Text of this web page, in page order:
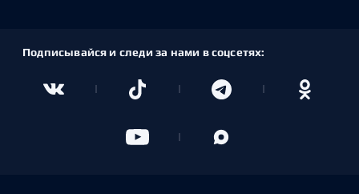
Подписывайся и следи за нами в соцсетях: